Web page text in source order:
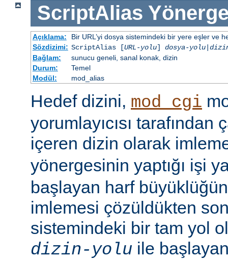
ScriptAlias
Açıklama:
Bir URL’yi dosya sistemindeki bir yere eşler ve
Sözdizimi: ScriptAlias [URL-yolu] dosya-yolu|
Bağlam:
sunucu geneli, sanal konak, dizin
Durum:
Temel
Modül:
mod_alias
Hedef dizini, mod_cgi
yorumlayıcısı tarafından
içeren dizin olarak
yönergesinin yaptığı işi
başlayan harf
imlemesi çözüldükten
sistemindeki bir tam yol
dizin-yolu ile